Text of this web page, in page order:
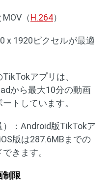
（H.264）
x 1920ピクセルが最適
アプリは、
から最大10分の動画
トしています。
：Android版TikTokア
版は287.6MBまでの
きます。
制限